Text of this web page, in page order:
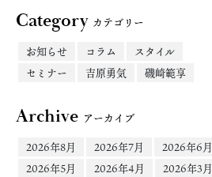
Categoryカテゴリー
お知らせ
コラム
スタイル
セミナー
吉原勇気 磯崎範享
Archive アーカイブ
2026年8月
2026年7月
2026年6月
2026年5月
2026年4月
2026年3月